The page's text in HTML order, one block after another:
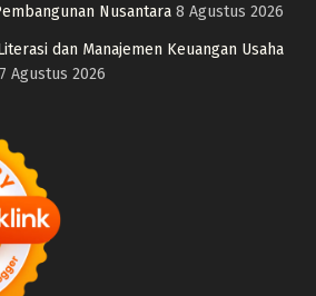
Nusantara 8 Agustus 2026
dan Manajemen Keuangan Usaha
7 Agustus 2026